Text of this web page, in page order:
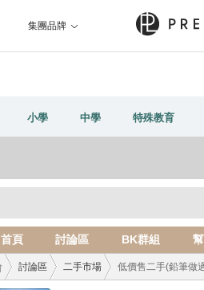
集團品牌
小學 中學 特殊教育
首頁 討論區 BK群組
討論區 二手市場 低價售二手(鉛筆做